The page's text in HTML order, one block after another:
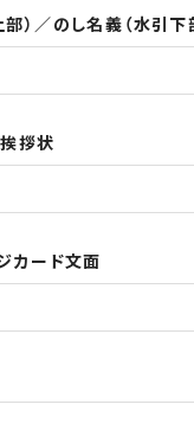
）／のし名義（水引下
拶状
カード文面